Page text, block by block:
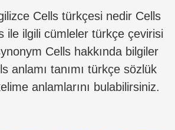
Cells türkçesi nedir Cells
ile ilgili cümleler türkçe çevirisi
Cells hakkında bilgiler
anlamı tanımı türkçe sözlük
anlamlarını bulabilirsiniz.